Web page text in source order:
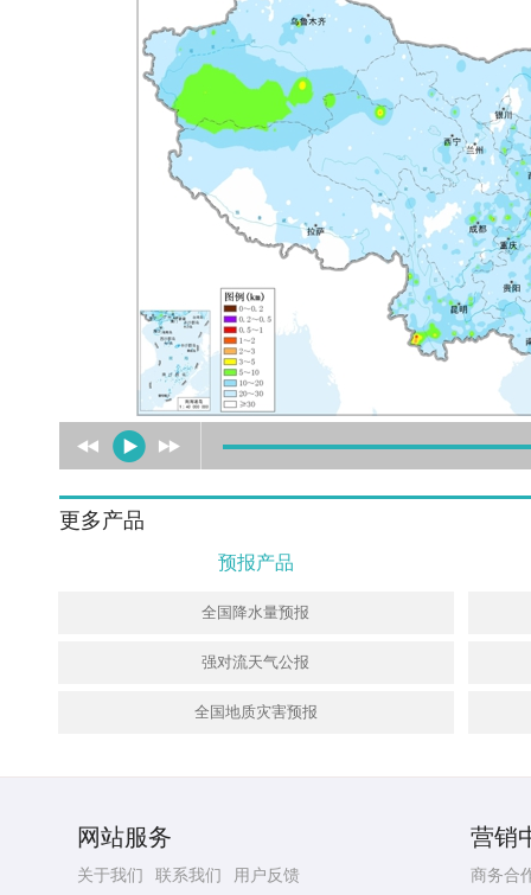
更多产品
预报产品
全国降水量预报
强对流天气公报
全国地质灾害预报
网站服务
关于我们 联系我们
用户反馈
营销
商务合